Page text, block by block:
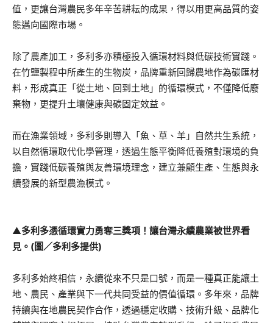
值，更讓台灣農民多年辛苦耕耘的成果，得以用更高品質的姿
態邁向國際市場。
除了農產加工，多利多亦積極投入循環材料與低碳技術實踐。
在竹鹽製程中所產生的生物炭，品牌重新回歸農地作為碳匯材
料，形成真正「從土地、回到土地」的循環模式，不僅降低廢
棄物，更提升土壤健康與碳固定效益。
而在漁業領域，多利多則導入「魚、草、羊」自然共生系統，
以自然循環取代化學管理，透過生態平衡降低養殖對環境的負
擔，實踐低碳養殖與友善環境理念，建立兼顧生產、生態與永
續發展的新型農漁模式。
▲多利多憑循環實力勇奪三獎項！讓台灣永續農業被世界看
見 。(圖／多利多提供)
多利多始終相信，永續從來不只是口號，而是一種真正能讓土
地、農民、產業與下一代共同受益的價值循環。多年來，品牌
持續與在地農民契作合作，透過穩定收購、技術升級、品牌化